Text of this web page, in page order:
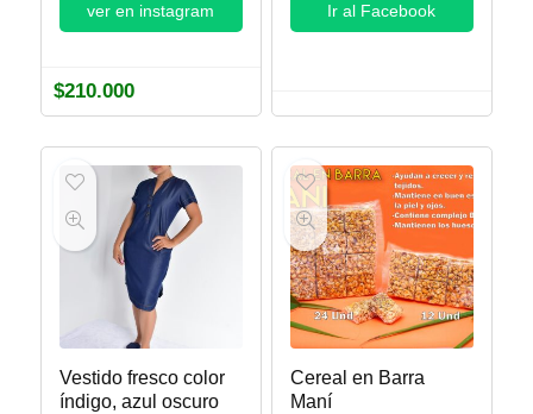
ver en instagram
$210.000
Ir al Facebook
Vestido fresco color
índigo, azul oscuro
Cereal en Barra
Maní